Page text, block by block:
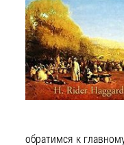
обратимся к